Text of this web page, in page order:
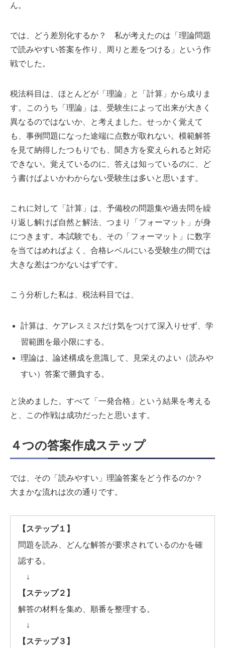
ん。
では、どう差別化するか？ 私が考えたのは「理論問題
で読みやすい答案を作り、周りと差をつける」という作
戦でした。
税法科目は、ほとんどが「理論」と「計算」から成りま
す。このうち「理論」は、受験生によって出来が大きく
異なるのではないか、と考えました。せっかく覚えて
も、事例問題になった途端に点数が取れない。模範解答
を見て納得したつもりでも、聞き方を変えられると対応
できない。覚えているのに、答えは知っているのに、ど
う書けばよいかわからない受験生は多いと思います。
これに対して「計算」は、予備校の問題集や過去問を繰
り返し解けば自然と解法、つまり「フォーマット」が身
につきます。本試験でも、その「フォーマット」に数字
を当てはめればよく、合格レベルにいる受験生の間では
大きな差はつかないはずです。
こう分析した私は、税法科目では、
計算は、ケアレスミスだけ気をつけて深入りせず、学
習範囲を最小限にする。
理論は、論述構成を意識して、見栄えのよい（読みや
すい）答案で勝負する。
と決めました。すべて「一発合格」という結果を考える
と、この作戦は成功だったと思います。
４つの答案作成ステップ
では、その「読みやすい」理論答案をどう作るのか？
大まかな流れは次の通りです。
【ステップ１】
問題を読み、どんな解答が要求されているのかを確
認する。
↓
【ステップ２】
解答の材料を集め、順番を整理する。
↓
【ステップ３】